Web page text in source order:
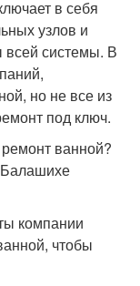
в себя
узлов и
всей системы. В
но не все из
под ключ.
ванной?
компании
чтобы